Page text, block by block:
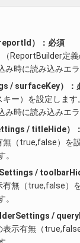
）：必須
ReportBuilder定
時に読み込みエ
/ surfaceKey）：
ー）を設定しま
時に読み込みエ
/ titleHide）
無（true,false）を
/
有無（true,false）
/
示有無（